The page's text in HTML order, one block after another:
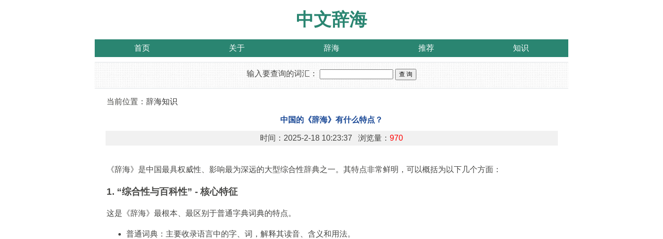
中文辞海
首页 关于 辞海 推荐 知识
输入要查询的词汇：
当前位置： 辞海知识
中国的《辞海》有什么特点？
时间：2025-2-18 10:23:37 浏览量： 970
《辞海》是中国最具权威性、影响最为深远的大型综合性辞典之一。其特点非常鲜明，可以概括为以下几个方面：
1. “综合性与百科性” - 核心特征
这是《辞海》最根本、最区别于普通字典词典的特点。
普通词典：主要收录语言中的字、词，解释其读音、含义和用法。